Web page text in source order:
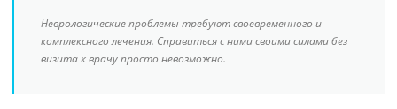
Неврологические проблемы требуют своевременного и
комплексного лечения. Справиться с ними своими силами без
визита к врачу просто невозможно.